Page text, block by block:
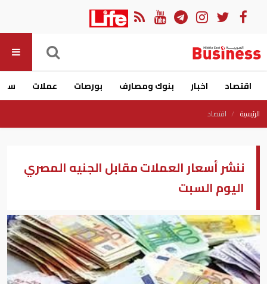
اقتصاد اخبار بنوك ومصارف بورصات عملات
الرئيسية اقتصاد
ننشر أسعار العملات مقابل الجنيه المصري
اليوم السبت